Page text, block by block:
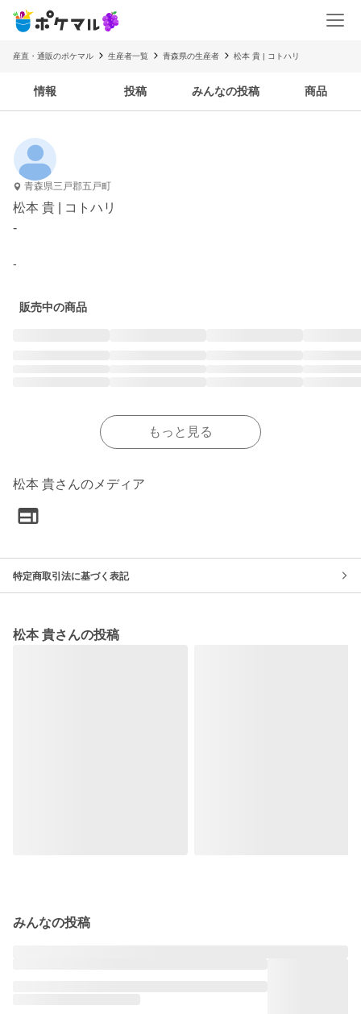
産直・通販のポケマル 生産者一覧 青森県の生産者 松本 貴 | コトハリ
情報 投稿 みんなの投稿 商品
青森県三戸郡五戸町
松本 貴 | コトハリ
-
-
販売中の商品
もっと見る
松本 貴さんのメディア
特定商取引法に基づく表記
松本 貴さんの投稿
みんなの投稿